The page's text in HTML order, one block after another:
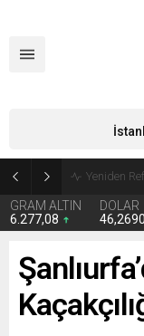
CHP’de
GRAM ALTIN
6.277,08
DOLAR
46,2690